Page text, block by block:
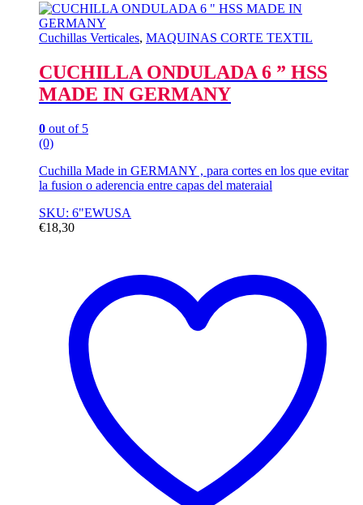
Cuchillas Verticales, MAQUINAS CORTE TEXTIL
CUCHILLA ONDULADA 6 ” HSS
MADE IN GERMANY
0 out of 5
(0)
Cuchilla Made in GERMANY , para cortes en los que evitar
la fusion o aderencia entre capas del materaial
SKU: 6"EWUSA
€18,30